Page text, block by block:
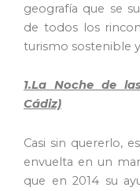
geografía que se
de todos los
turismo sostenible
1.La Noche de
Cádiz)
Casi sin quererlo,
envuelta en un
que en 2014 su